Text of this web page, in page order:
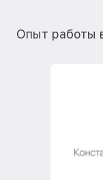
Опыт работы